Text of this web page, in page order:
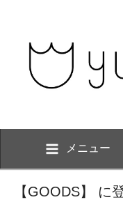
メニュー
【GOODS】 に